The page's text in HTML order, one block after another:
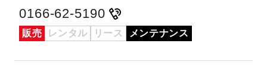
0166-62-5190
販売 レンタル リース メンテナンス